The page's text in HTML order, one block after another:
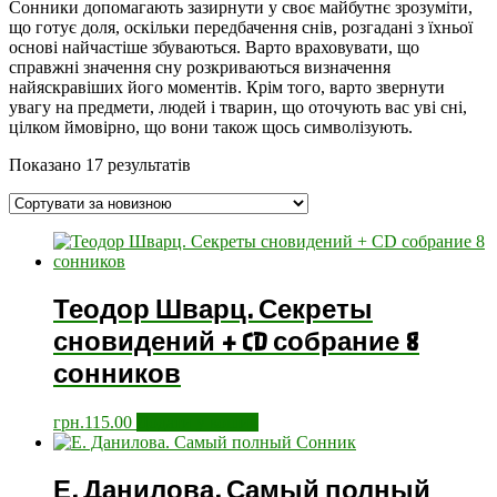
Сонники допомагають зазирнути у своє майбутнє зрозуміти,
що готує доля, оскільки передбачення снів, розгадані з їхньої
основі найчастіше збуваються. Варто враховувати, що
справжні значення сну розкриваються визначення
найяскравіших його моментів. Крім того, варто звернути
увагу на предмети, людей і тварин, що оточують вас уві сні,
цілком ймовірно, що вони також щось символізують.
Показано 17 результатів
Теодор Шварц. Секреты
сновидений + CD собрание 8
сонников
грн.115.00